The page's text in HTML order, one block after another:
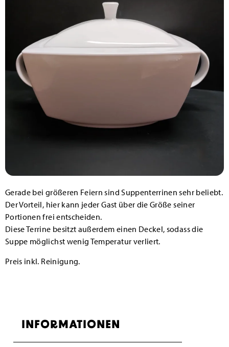
Gerade bei größeren Feiern sind Suppenterrinen sehr beliebt.
Der Vorteil, hier kann jeder Gast über die Größe seiner
Portionen frei entscheiden.
Diese Terrine besitzt außerdem einen Deckel, sodass die
Suppe möglichst wenig Temperatur verliert.
Preis inkl. Reinigung.
INFORMATIONEN